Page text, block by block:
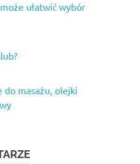
ułatwić wybór
masażu, olejki